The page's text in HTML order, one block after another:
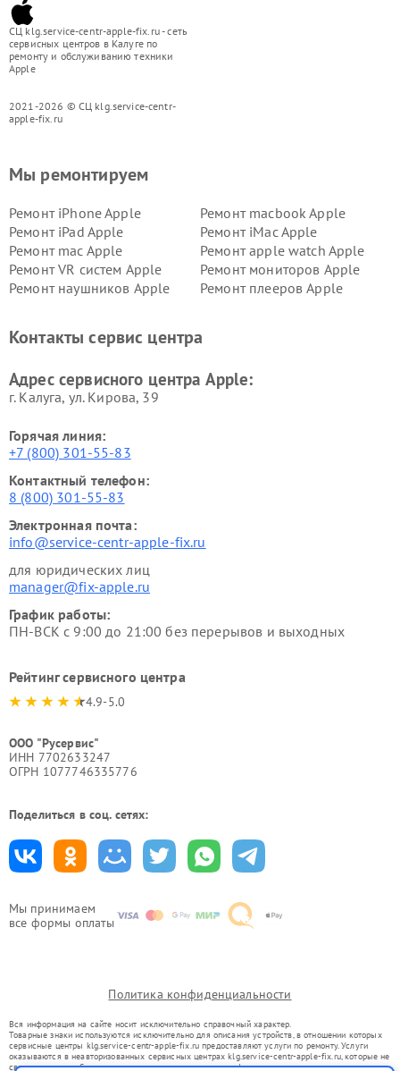
СЦ klg.service-centr-apple-fix.ru - сеть
сервисных центров в Калуге по
ремонту и обслуживанию техники
Apple
2021-2026 © СЦ klg.service-centr-
apple-fix.ru
Мы принимаем
все формы оплаты
Мы ремонтируем
Ремонт iPhone Apple
Ремонт macbook Apple
Ремонт iPad Apple
Ремонт iMac Apple
Ремонт mac Apple
Ремонт apple watch Apple
Ремонт VR систем Apple
Ремонт мониторов Apple
Ремонт наушников Apple
Ремонт плееров Apple
Контакты сервис центра
Адрес сервисного центра Apple:
г. Калуга, ул. Кирова, 39
Горячая линия:
+7 (800) 301-55-83
Контактный телефон:
8 (800) 301-55-83
Электронная почта:
info@service-centr-apple-fix.ru
для юридических лиц
manager@fix-apple.ru
График работы:
ПН-ВСК с 9:00 до 21:00 без перерывов и выходных
Рейтинг сервисного центра
4.9-5.0
ООО "Русервис"
ИНН 7702633247
ОГРН 1077746335776
Поделиться в соц. сетях:
Политика конфиденциальности
Вся информация на сайте носит исключительно справочный характер.
Товарные знаки используются исключительно для описания устройств, в отношении которых
сервисные центры klg.service-centr-apple-fix.ru предоставляют услуги по ремонту. Услуги
оказываются в неавторизованных сервисных центрах klg.service-centr-apple-fix.ru, которые не
связаны с правообладателями товарных знаков или их официальными представителями.